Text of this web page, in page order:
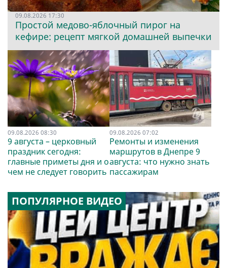
09.08.2026 17:30
Простой медово-яблочный пирог на
кефире: рецепт мягкой домашней выпечки
09.08.2026 08:30
9 августа – церковный
праздник сегодня:
главные приметы дня и о
чем не следует говорить
09.08.2026 07:02
Ремонты и изменения
маршрутов в Днепре 9
августа: что нужно знать
пассажирам
ПОПУЛЯРНОЕ ВИДЕО